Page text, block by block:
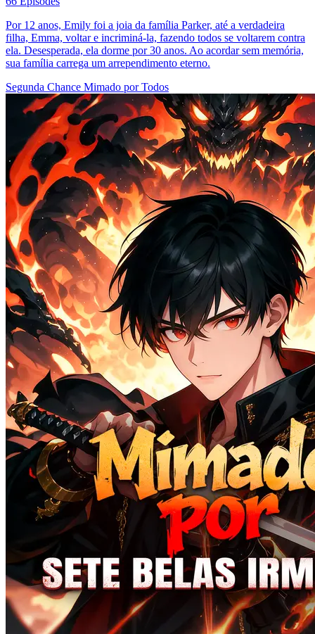
Por 12 anos, Emily foi a joia da família Parker, até a verdadeira
filha, Emma, voltar e incriminá-la, fazendo todos se voltarem contra
ela. Desesperada, ela dorme por 30 anos. Ao acordar sem memória,
sua família carrega um arrependimento eterno.
Segunda Chance Mimado por Todos